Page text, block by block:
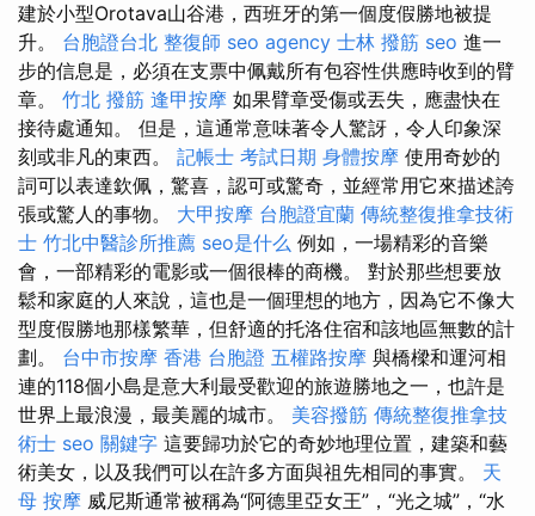
建於小型Orotava山谷港，西班牙的第一個度假勝地被提
升。 台胞證台北 整復師 seo agency 士林 撥筋 seo 進一
步的信息是，必須在支票中佩戴所有包容性供應時收到的臂
章。 竹北 撥筋 逢甲按摩 如果臂章受傷或丟失，應盡快在
接待處通知。 但是，這通常意味著令人驚訝，令人印象深
刻或非凡的東西。 記帳士 考試日期 身體按摩 使用奇妙的
詞可以表達欽佩，驚喜，認可或驚奇，並經常用它來描述誇
張或驚人的事物。 大甲按摩 台胞證宜蘭 傳統整復推拿技術
士 竹北中醫診所推薦 seo是什么 例如，一場精彩的音樂
會，一部精彩的電影或一個很棒的商機。 對於那些想要放
鬆和家庭的人來說，這也是一個理想的地方，因為它不像大
型度假勝地那樣繁華，但舒適的托洛住宿和該地區無數的計
劃。 台中市按摩 香港 台胞證 五權路按摩 與橋樑和運河相
連的118個小島是意大利最受歡迎的旅遊勝地之一，也許是
世界上最浪漫，最美麗的城市。 美容撥筋 傳統整復推拿技
術士 seo 關鍵字 這要歸功於它的奇妙地理位置，建築和藝
術美女，以及我們可以在許多方面與祖先相同的事實。 天
母 按摩 威尼斯通常被稱為“阿德里亞女王”，“光之城”，“水